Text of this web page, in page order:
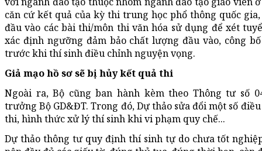
căn cứ kết quả của kỳ thi trung học phổ thông quốc
đầu vào các bài thi/môn thi văn hóa sử dụng để xét
xác định ngưỡng đảm bảo chất lượng đầu vào, công
trước khi thí sinh điều chỉnh nguyện vọng.
Giả mạo hồ sơ sẽ bị hủy kết quả thi
Ngoài ra, Bộ cũng ban hành kèm theo Thông tư số
trưởng Bộ GD&ĐT. Trong đó, Dự thảo sửa đổi một số
thi, hình thức xử lý thí sinh khi vi phạm quy chế...
Dự thảo thông tư quy định thí sinh tự do chưa tốt